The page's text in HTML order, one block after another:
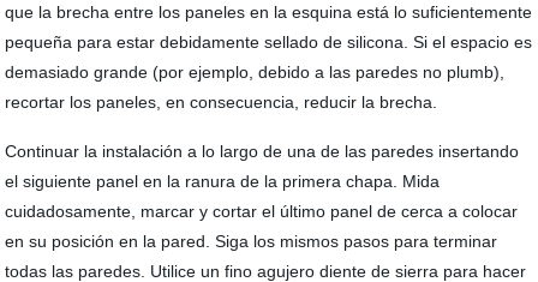
que la brecha entre los paneles en la esquina está lo suficientemente
pequeña para estar debidamente sellado de silicona. Si el espacio es
demasiado grande (por ejemplo, debido a las paredes no plumb),
recortar los paneles, en consecuencia, reducir la brecha.
Continuar la instalación a lo largo de una de las paredes insertando
el siguiente panel en la ranura de la primera chapa. Mida
cuidadosamente, marcar y cortar el último panel de cerca a colocar
en su posición en la pared. Siga los mismos pasos para terminar
todas las paredes. Utilice un fino agujero diente de sierra para hacer